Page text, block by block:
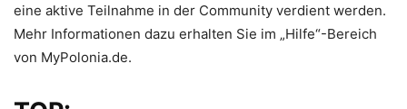
eine aktive Teilnahme in der Community verdient werden.
Mehr Informationen dazu erhalten Sie im „Hilfe“-Bereich
von MyPolonia.de.